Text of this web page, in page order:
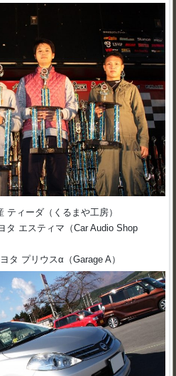
ティーダ（くるまや工房）
タ エスティマ（Car Audio Shop
タ プリウスα（Garage A）